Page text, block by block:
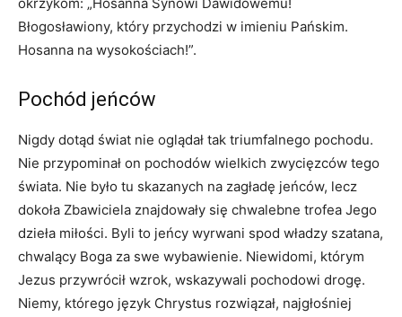
Błogosławiony, który przychodzi w imieniu Pańskim.
Hosanna na wysokościach!”.
Pochód jeńców
Nigdy dotąd świat nie oglądał tak triumfalnego pochodu.
Nie przypominał on pochodów wielkich zwycięzców tego
świata. Nie było tu skazanych na zagładę jeńców, lecz
dokoła Zbawiciela znajdowały się chwalebne trofea Jego
dzieła miłości. Byli to jeńcy wyrwani spod władzy szatana,
chwalący Boga za swe wybawienie. Niewidomi, którym
Jezus przywrócił wzrok, wskazywali pochodowi drogę.
Niemy, którego język Chrystus rozwiązał, najgłośniej